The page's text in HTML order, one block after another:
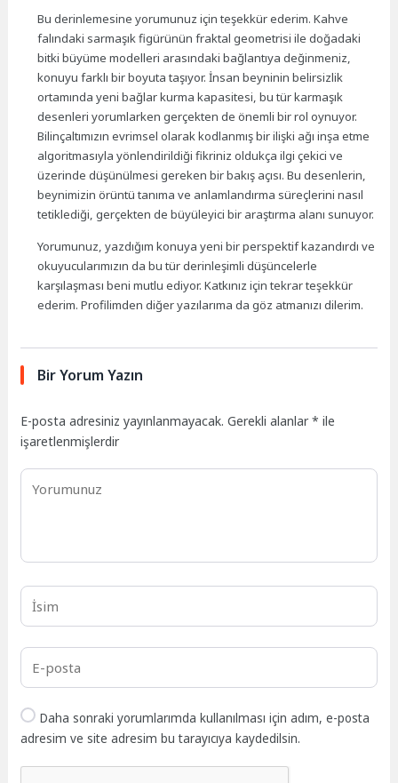
Bu derinlemesine yorumunuz için teşekkür ederim. Kahve
falındaki sarmaşık figürünün fraktal geometrisi ile doğadaki
bitki büyüme modelleri arasındaki bağlantıya değinmeniz,
konuyu farklı bir boyuta taşıyor. İnsan beyninin belirsizlik
ortamında yeni bağlar kurma kapasitesi, bu tür karmaşık
desenleri yorumlarken gerçekten de önemli bir rol oynuyor.
Bilinçaltımızın evrimsel olarak kodlanmış bir ilişki ağı inşa etme
algoritmasıyla yönlendirildiği fikriniz oldukça ilgi çekici ve
üzerinde düşünülmesi gereken bir bakış açısı. Bu desenlerin,
beynimizin örüntü tanıma ve anlamlandırma süreçlerini nasıl
tetiklediği, gerçekten de büyüleyici bir araştırma alanı sunuyor.
Yorumunuz, yazdığım konuya yeni bir perspektif kazandırdı ve
okuyucularımızın da bu tür derinleşimli düşüncelerle
karşılaşması beni mutlu ediyor. Katkınız için tekrar teşekkür
ederim. Profilimden diğer yazılarıma da göz atmanızı dilerim.
Bir Yorum Yazın
E-posta adresiniz yayınlanmayacak. Gerekli alanlar* ile
işaretlenmişlerdir
Daha sonraki yorumlarımda kullanılması için adım, e-posta
adresim ve site adresim bu tarayıcıya kaydedilsin.